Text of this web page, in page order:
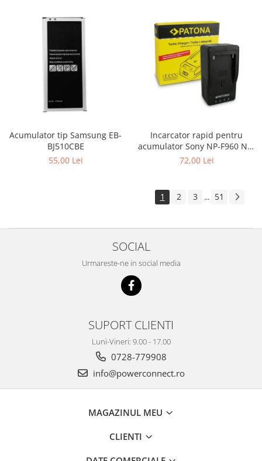
Acumulator tip Samsung EB-
BJ510CBE
55,00 Lei
Incarcator rapid pentru
acumulator Sony NP-F960 NP-
F970 NP-F750 Patona
72,00 Lei
1 2 3 ... 51
SOCIAL
Urmareste-ne in social media
SUPORT CLIENTI
Luni-Vineri: 9.00 - 17.00
0728-779908
info@powerconnect.ro
MAGAZINUL MEU
CLIENTI